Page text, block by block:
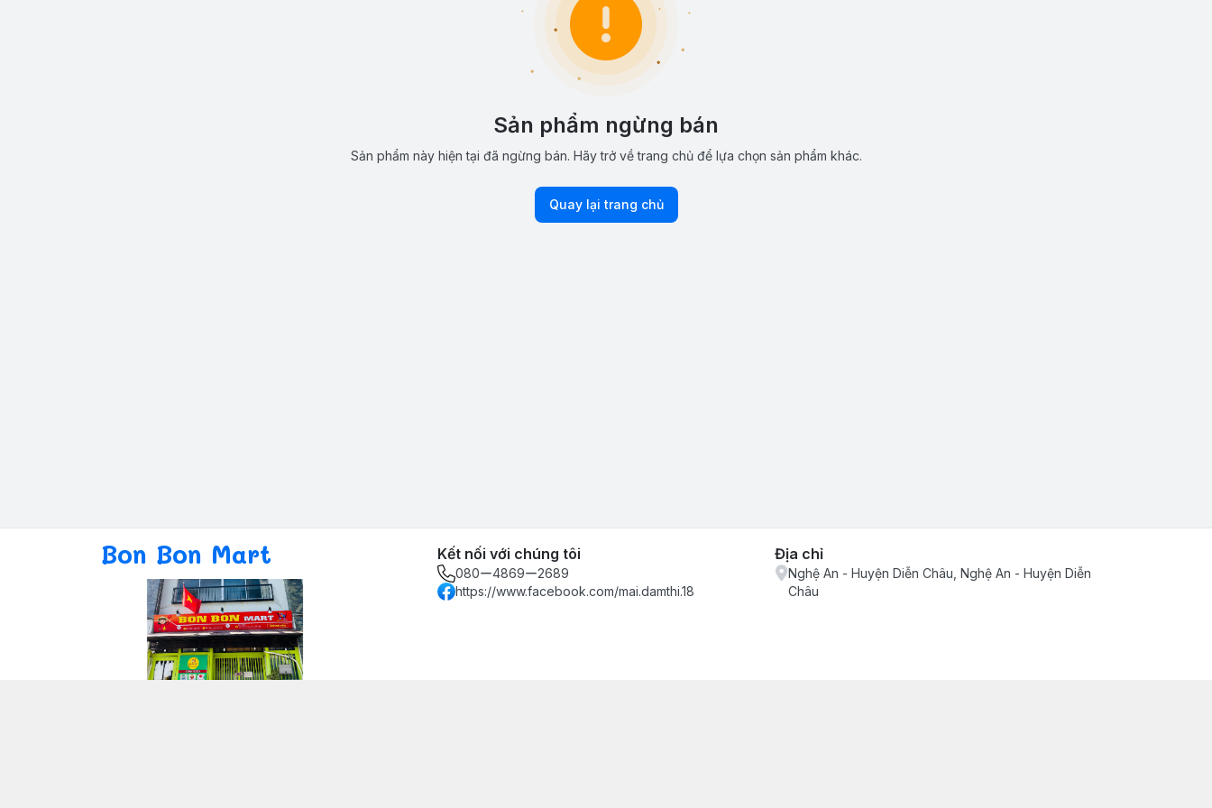
Sản phẩm ngừng bán
Sản phẩm này hiện tại đã ngừng bán. Hãy trở về trang chủ để lựa chọn sản phẩm khác.
Quay lại trang chủ
Bon Bon Mart Kết nối với chúng tôi
080ー4869ー2689
https://www.facebook.com/mai.damthi.18
Địa chỉ
Nghệ An - Huyện Diễn Châu, Nghệ An - Huyện Diễn
Châu